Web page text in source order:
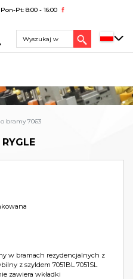
Pon-Pt: 8:00 - 16:00
bramy 7063
RYGLE
w bramach rezydencjalnych z
z szyldem 7051BL 7051SL
zawiera wkładki